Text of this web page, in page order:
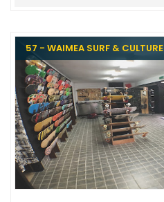
57 - WAIMEA SURF & CULTURE